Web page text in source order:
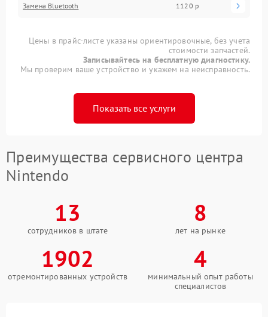
Замена Bluetooth 1120 р
Цены в прайс-листе указаны ориентировочные, без учета
стоимости запчастей.
Записывайтесь на бесплатную диагностику.
Мы проверим ваше устройство и укажем на неисправность.
Показать все услуги
Преимущества сервисного центра
Nintendo
13
сотрудников в штате
8
лет на рынке
1902
отремонтированных устройств
4
минимальный опыт работы
специалистов